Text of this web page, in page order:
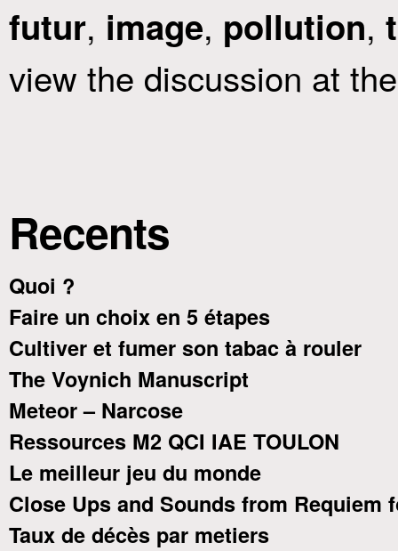
futur, image, pollution,
view the discussion at
Recents
Quoi ?
Faire un choix en 5 étapes
Cultiver et fumer son tabac à rouler
The Voynich Manuscript
Meteor – Narcose
Ressources M2 QCI IAE TOULON
Le meilleur jeu du monde
Close Ups and Sounds from Requiem
Taux de décès par metiers